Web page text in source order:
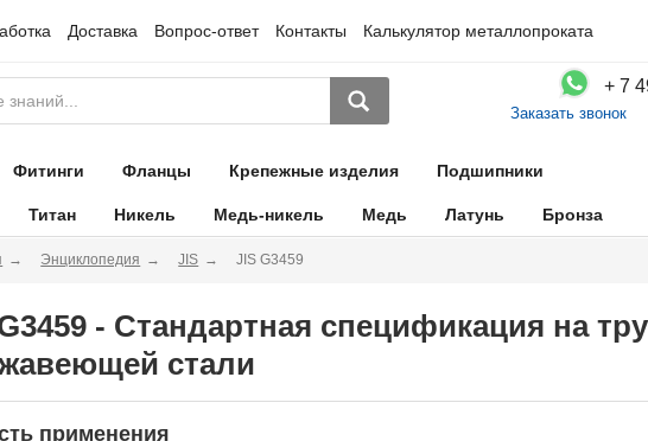
Доставка Вопрос-ответ Контакты Калькулятор металлопроката
+ 7
Заказать звонок
Фитинги Фланцы Крепежные изделия Подшипники
Титан Никель Медь-никель Медь Латунь Бронза
Энциклопедия JIS JIS G3459
- Стандартная спецификация на
стали
применения